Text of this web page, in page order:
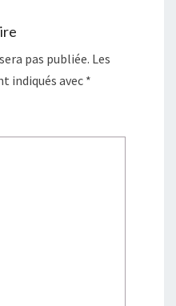
pas publiée. Les
indiqués avec *